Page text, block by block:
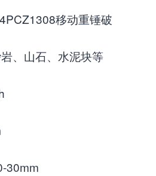
移动重锤破
、山石、水泥块等
30mm